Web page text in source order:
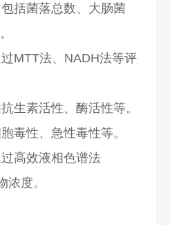
括菌落总数、大肠菌
MTT法、NADH法等评
生素活性、酶活性等。
毒性、急性毒性等。
高效液相色谱法
浓度。